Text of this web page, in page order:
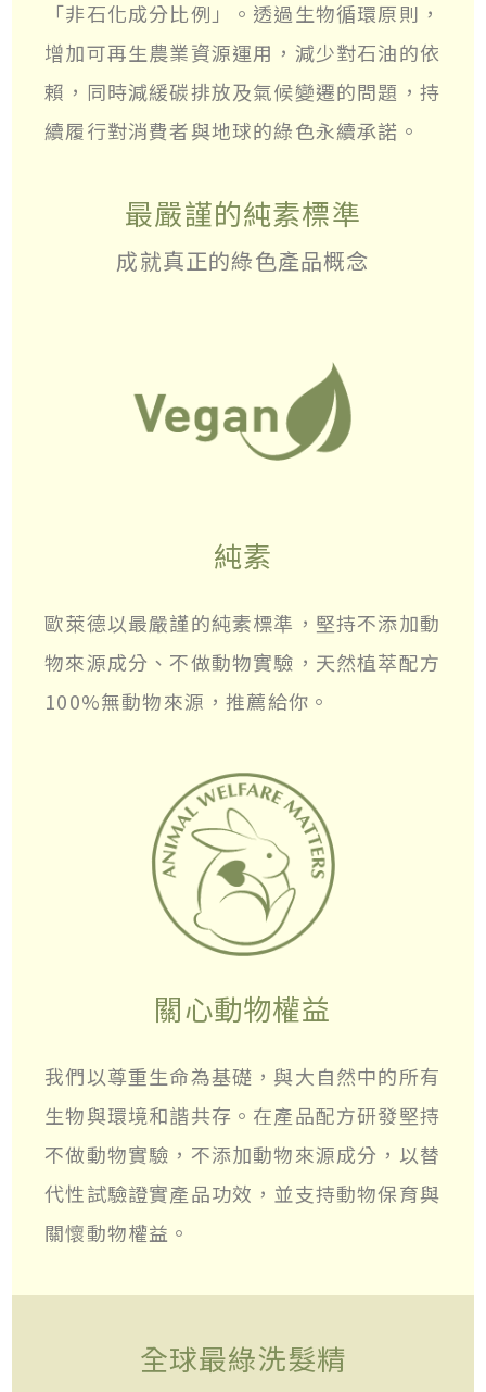
「非石化成分比例」。透過生物循環原則，
增加可再生農業資源運用，減少對石油的依
賴，同時減緩碳排放及氣候變遷的問題，持
續履行對消費者與地球的綠色永續承諾。
最嚴謹的純素標準
成就真正的綠色產品概念
純素
歐萊德以最嚴謹的純素標準，堅持不添加動
物來源成分、不做動物實驗，天然植萃配方
100%無動物來源，推薦給你。
關心動物權益
我們以尊重生命為基礎，與大自然中的所有
生物與環境和諧共存。在產品配方研發堅持
不做動物實驗，不添加動物來源成分，以替
代性試驗證實產品功效，並支持動物保育與
關懷動物權益。
全球最綠洗髮精